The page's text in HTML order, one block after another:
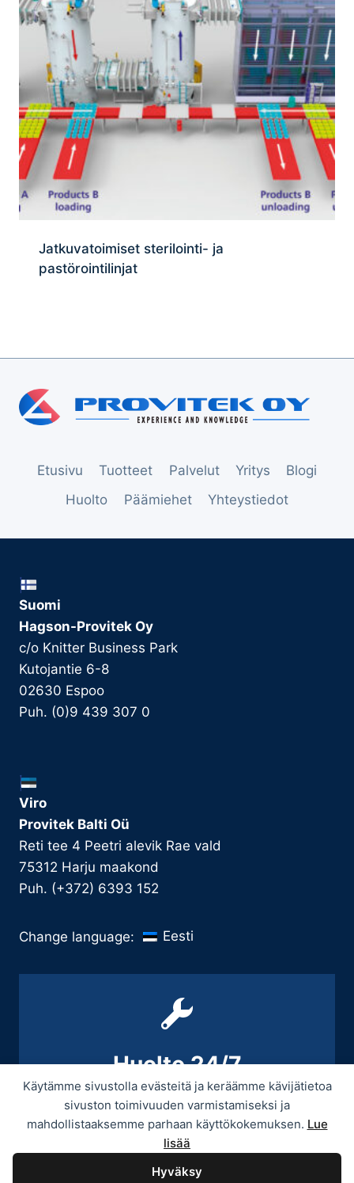
Käytämme sivustolla evästeitä ja keräämme kävijätietoa
sivuston toimivuuden varmistamiseksi ja
mahdollistaaksemme parhaan käyttökokemuksen. Lue
lisää
Hyväksy
Jatkuvatoimiset sterilointi- ja
pastörointilinjat
Etusivu Tuotteet Palvelut Yritys
Blogi
Huolto
Päämiehet Yhteystiedot
Suomi
Hagson-Provitek Oy
c/o Knitter Business Park
Kutojantie 6-8
02630 Espoo
Puh. (0)9 439 307 0
Viro
Provitek Balti Oü
Reti tee 4 Peetri alevik Rae vald
75312 Harju maakond
Puh. (+372) 6393 152
Change language: Eesti
Huolto 24/7
+358 9 439 3070 / +358 50 545 5664